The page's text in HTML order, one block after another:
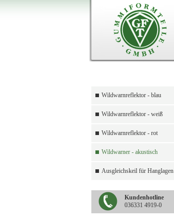
Wildwarnreflektor - blau
Wildwarnreflektor - weiß
Wildwarnreflektor - rot
Wildwarner - akustisch
Ausgleichskeil für Hanglagen
Kundenhotline
036331 4919-0